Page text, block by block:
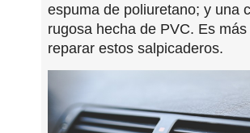
espuma de poliuretano; y una
rugosa hecha de PVC. Es
reparar estos salpicaderos.